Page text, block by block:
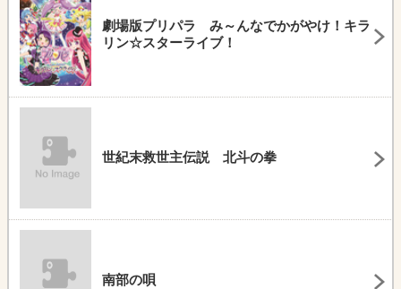
劇場版プリパラ み～んなでかがやけ！キラ
リン☆スターライブ！
世紀末救世主伝説 北斗の拳
南部の唄